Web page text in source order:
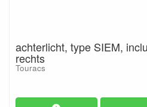
achterlicht, type SIEM,
rechts
Touracs